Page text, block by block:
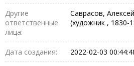
Другие
ответственные
лица:
Саврасов,
(художник ,
Дата создания: 2022-02-03